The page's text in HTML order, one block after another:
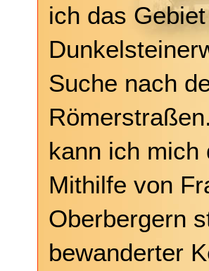
ich das
Suche nach
kann ich mich
Mithilfe von
Oberbergern
bewanderter